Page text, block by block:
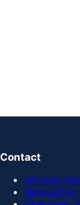
Contact
Service
Newsletter